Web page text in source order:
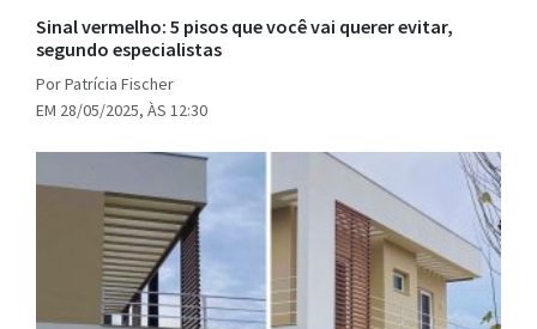
Sinal vermelho: 5 pisos que você vai querer evitar,
segundo especialistas
Por Patrícia Fischer
EM 28/05/2025, ÀS 12:30